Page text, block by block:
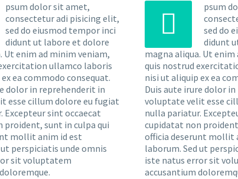
psum dolor sit amet,
consectetur adi pisicing elit,
sed do eiusmod tempor inci
didunt ut labore et dolore
Ut enim ad minim veniam,
ullamco laboris
ea commodo consequat.
dolor in reprehenderit in
esse cillum dolore eu fugiat
Excepteur sint occaecat
proident, sunt in culpa qui
mollit anim id est
perspiciatis unde omnis
sit voluptatem


psum
sed do
didunt
magna aliqua. Ut
quis nostrud
nisi ut aliquip ex ea
Duis aute irure dolor
voluptate velit esse
nulla pariatur.
cupidatat non
officia deserunt mollit
laborum. Sed ut
iste natus error sit
accusantium